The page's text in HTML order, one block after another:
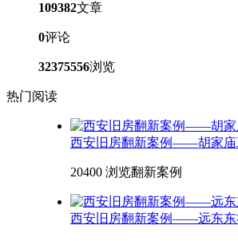
109382文章
0评论
32375556浏览
热门阅读
西安旧房翻新案例——胡家庙
20400 浏览翻新案例
西安旧房翻新案例——远东东